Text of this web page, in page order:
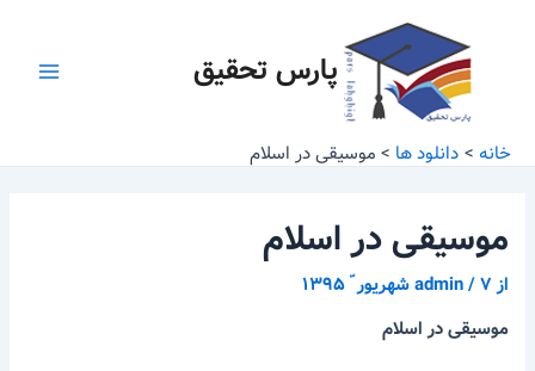
پارس تحقیق
خانه دانلود ها موسیقی در اسلام
موسیقی در اسلام
از admin/۷ شهریور ّ ۱۳۹۵
موسیقی در اسلام